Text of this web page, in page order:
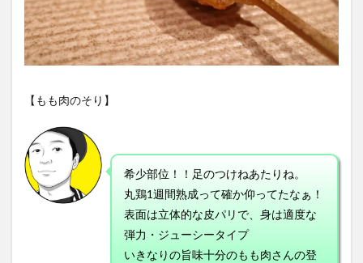
【もも肉のそり】
希少部位！！足のつけねあたりね。
丸鶏1週間熟成って確か仰ってたなぁ！
表面は立体的な皮パリで、身は適度な
弾力・ジューシータイプ
いきなりの旨味十分のもも肉さんの登